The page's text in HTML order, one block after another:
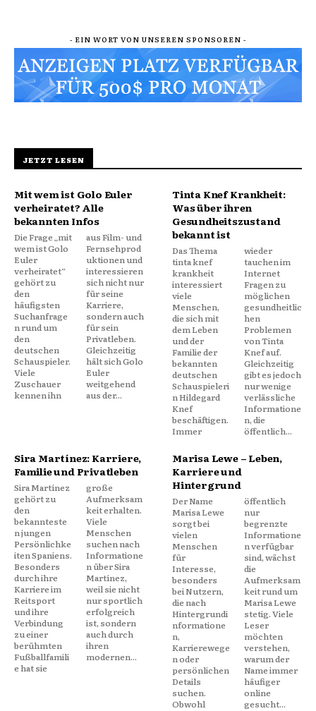
- EIN WORT VON UNSEREN SPONSOREN -
JETZT LESEN
Mit wem ist Golo Euler
verheiratet? Alle
bekannten Infos
Die Frage „mit
wem ist Golo
Euler
verheiratet“
gehört zu
den
häufigsten
Suchanfrage
n rund um
den
deutschen
Schauspieler.
Viele
Zuschauer
kennen ihn
aus Film- und
Fernsehprod
uktionen und
interessieren
sich nicht nur
für seine
Karriere,
sondern auch
für sein
Privatleben.
Gleichzeitig
hält sich Golo
Euler
weitgehend
aus der...
Tinta Knef Krankheit:
Was über ihren
Gesundheitszustand
bekannt ist
Das Thema
tinta knef
krankheit
interessiert
viele
Menschen,
die sich mit
dem Leben
und der
Familie der
bekannten
deutschen
Schauspieleri
n Hildegard
Knef
beschäftigen.
Immer
wieder
tauchen im
Internet
Fragen zu
möglichen
gesundheitlic
hen
Problemen
von Tinta
Knef auf.
Gleichzeitig
gibt es jedoch
nur wenige
verlässliche
Informatione
n, die
öffentlich...
Sira Martínez: Karriere,
Familie und Privatleben
Sira Martínez
gehört zu
den
bekannteste
n jungen
Persönlichke
iten Spaniens.
Besonders
durch ihre
Karriere im
Reitsport
und ihre
Verbindung
zu einer
berühmten
Fußballfamili
e hat sie
große
Aufmerksam
keit erhalten.
Viele
Menschen
suchen nach
Informatione
n über Sira
Martínez,
weil sie nicht
nur sportlich
erfolgreich
ist, sondern
auch durch
ihren
modernen...
Marisa Lewe – Leben,
Karriere und
Hintergrund
Der Name
Marisa Lewe
sorgt bei
vielen
Menschen
für
Interesse,
besonders
bei Nutzern,
die nach
Hintergrundi
nformatione
n,
Karrierewege
n oder
persönlichen
Details
suchen.
Obwohl
öffentlich
nur
begrenzte
Informatione
n verfügbar
sind, wächst
die
Aufmerksam
keit rund um
Marisa Lewe
stetig. Viele
Leser
möchten
verstehen,
warum der
Name immer
häufiger
online
gesucht...